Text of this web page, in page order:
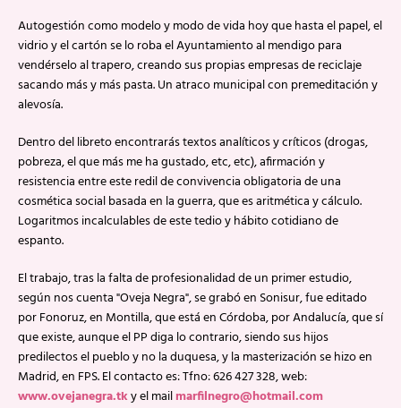
Autogestión como modelo y modo de vida hoy que hasta el papel, el
vidrio y el cartón se lo roba el Ayuntamiento al mendigo para
vendérselo al trapero, creando sus propias empresas de reciclaje
sacando más y más pasta. Un atraco municipal con premeditación y
alevosía.
Dentro del libreto encontrarás textos analíticos y críticos (drogas,
pobreza, el que más me ha gustado, etc, etc), afirmación y
resistencia entre este redil de convivencia obligatoria de una
cosmética social basada en la guerra, que es aritmética y cálculo.
Logaritmos incalculables de este tedio y hábito cotidiano de
espanto.
El trabajo, tras la falta de profesionalidad de un primer estudio,
según nos cuenta "Oveja Negra", se grabó en Sonisur, fue editado
por Fonoruz, en Montilla, que está en Córdoba, por Andalucía, que sí
que existe, aunque el PP diga lo contrario, siendo sus hijos
predilectos el pueblo y no la duquesa, y la masterización se hizo en
Madrid, en FPS. El contacto es: Tfno: 626 427 328, web:
www.ovejanegra.tky el mailmarfilnegro@hotmail.com